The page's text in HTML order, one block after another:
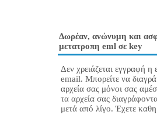
Δωρέαν, ανώνυμη και
μετατροπη eml σε key
Δεν χρειάζεται εγγραφή η
email. Μπορείτε να
αρχεία σας μόνοι σας
τα αρχεία σας
μετά από λίγο. Έχετε